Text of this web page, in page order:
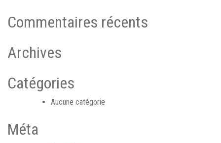
Commentaires récents
Archives
Catégories
Aucune catégorie
Méta